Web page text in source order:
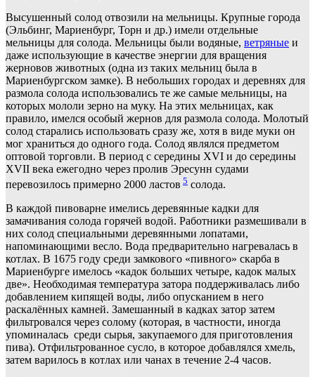
Высушенный солод отвозили на мельницы. Крупные города
(Эльбинг, Мариенбург, Торн и др.) имели отдельные
мельницы для солода. Мельницы были водяные, ветряные и
даже использующие в качестве энергии для вращения
жерновов животных (одна из таких мельниц была в
Мариенбургском замке). В небольших городах и деревнях для
размола солода использовались те же самые мельницы, на
которых мололи зерно на муку. На этих мельницах, как
правило, имелся особый жернов для размола солода. Молотый
солод старались использовать сразу же, хотя в виде муки он
мог храниться до одного года. Солод являлся предметом
оптовой торговли. В период с середины XVI и до середины
XVII века ежегодно через пролив Эресунн судами
перевозилось примерно 2000 ластов 5 солода.
В каждой пивоварне имелись деревянные кадки для
замачивания солода горячей водой. Работники размешивали в
них солод специальными деревянными лопатами,
напоминающими весло. Вода предварительно нагревалась в
котлах. В 1675 году среди замкового «пивного» скарба в
Мариенбурге имелось «кадок больших четыре, кадок малых
две». Необходимая температура затора поддерживалась либо
добавлением кипящей воды, либо опусканием в него
раскалённых камней. Замешанный в кадках затор затем
фильтровался через солому (которая, в частности, иногда
упоминалась среди сырья, закупаемого для приготовления
пива). Отфильтрованное сусло, в которое добавлялся хмель,
затем варилось в котлах или чанах в течение 2-4 часов.